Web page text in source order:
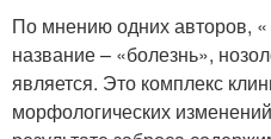
По мнению одних авторов,
название – «болезнь»,
является. Это комплекс
морфологических